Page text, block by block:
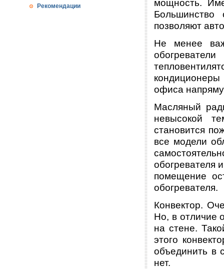
Рекомендации
мощность.
Большинство
позволяют
Не менее
офиса
Масляный
невысокой
становится
все модели
обогревателя
помещение
обогревателя.
Конвектор.
Но, в отличие
на стене.
этого
объединить в
нет.